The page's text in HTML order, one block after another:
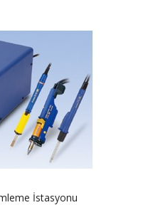
İstasyonu